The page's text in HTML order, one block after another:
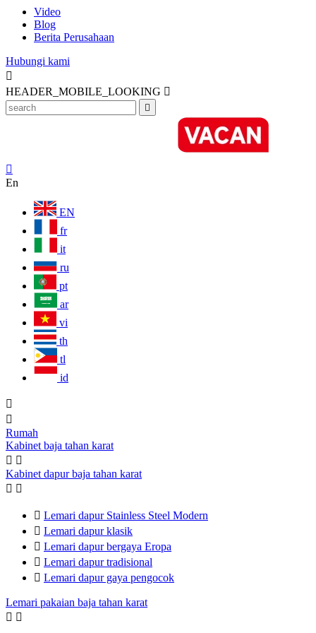
Video
Blog
Berita Perusahaan
Hubungi kami

HEADER_MOBILE_LOOKING 


En
EN
fr
it
ru
pt
ar
vi
th
tl
id


Rumah
Kabinet baja tahan karat
 
Kabinet dapur baja tahan karat
 
 Lemari dapur Stainless Steel Modern
 Lemari dapur klasik
 Lemari dapur bergaya Eropa
 Lemari dapur tradisional
 Lemari dapur gaya pengocok
Lemari pakaian baja tahan karat
 